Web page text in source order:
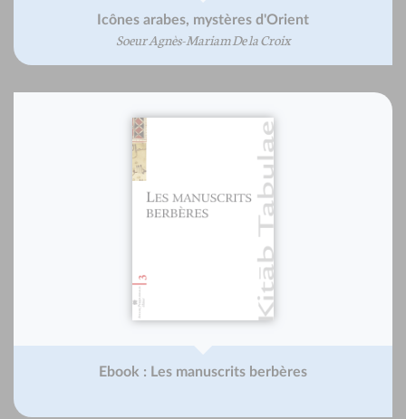
Icônes arabes, mystères d'Orient
Soeur Agnès-Mariam De la Croix
Ebook : Les manuscrits berbères